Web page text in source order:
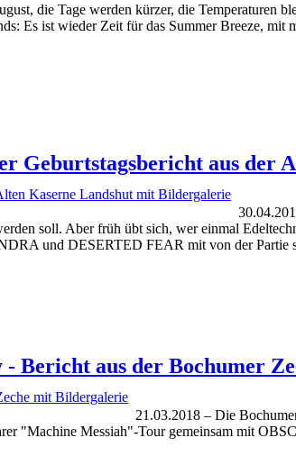
die Tage werden kürzer, die Temperaturen
Es ist wieder Zeit für das Summer Breeze,
Geburtstagsbericht aus
soll. Aber früh übt sich, wer einmal
und DESERTED FEAR mit von der Partie
Bericht aus der Bochumer
21.03.2018 – Die
"Machine Messiah"-Tour gemeinsam mit